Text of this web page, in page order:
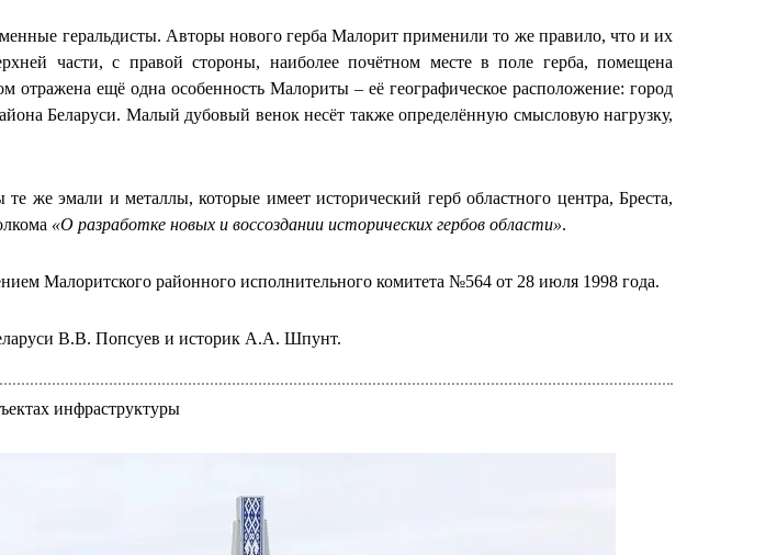
геральдисты. Авторы нового герба Малорит применили то же правило, что и их
части, с правой стороны, наиболее почётном месте в поле герба, помещена
отражена ещё одна особенность Малориты – её географическое расположение: город
Беларуси. Малый дубовый венок несёт также определённую смысловую нагрузку,
же эмали и металлы, которые имеет исторический герб областного центра, Бреста,
«О разработке новых и воссоздании исторических гербов области».
Малоритского районного исполнительного комитета №564 от 28 июля 1998 года.
В.В. Попсуев и историк А.А. Шпунт.
инфраструктуры